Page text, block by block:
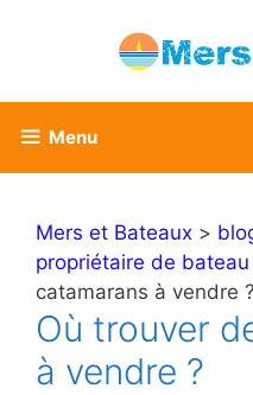
Menu
Mers et Bateaux >
propriétaire de bateau
catamarans à vendre ?
Où trouver
à vendre ?